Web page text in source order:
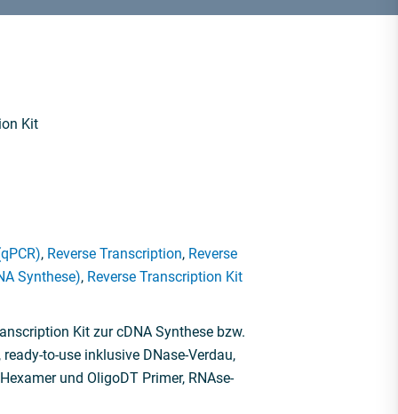
Kit
, Reverse Transcription, Reverse
Synthese), Reverse Transcription Kit
Kit zur cDNA Synthese bzw.
to-use inklusive DNase-Verdau,
und OligoDT Primer, RNAse-